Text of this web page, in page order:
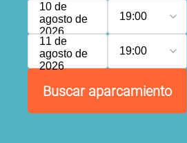
10 de
agosto de
2026
19:00
11 de
agosto de
2026
19:00
Buscar aparcamiento